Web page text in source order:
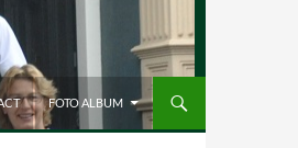
FOTO ALBUM